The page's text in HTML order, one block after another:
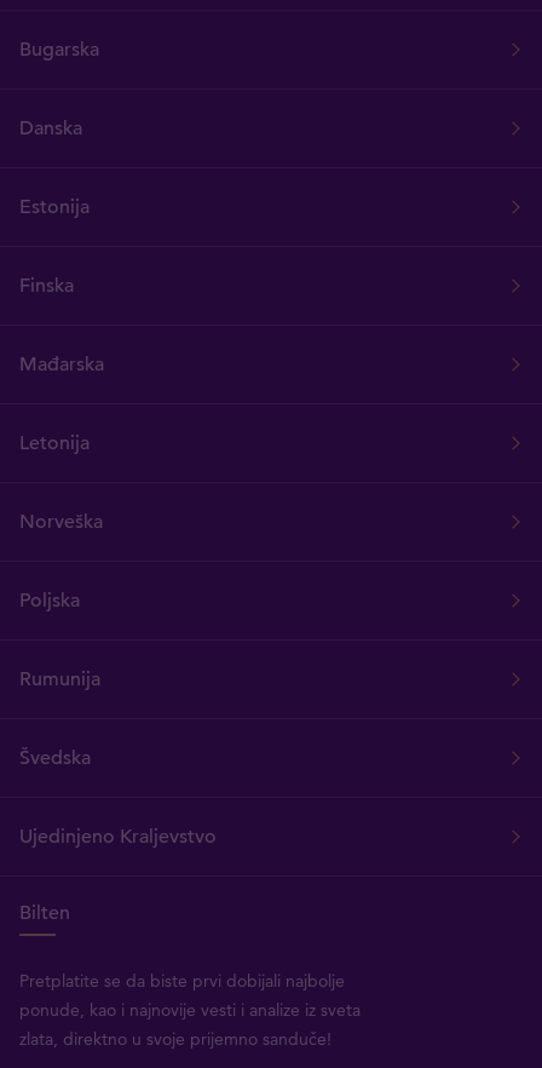
Bugarska
Danska
Estonija
Finska
Mađarska
Letonija
Norveška
Poljska
Rumunija
Švedska
Ujedinjeno Kraljevstvo
Bilten
Pretplatite se da biste prvi dobijali najbolje
ponude, kao i najnovije vesti i analize iz sveta
zlata, direktno u svoje prijemno sanduče!